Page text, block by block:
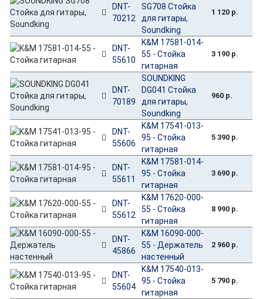
DNT-
70212
SG708 Стойка
для гитары,
Soundking
1 120 р.
DNT-
55610
K&M 17581-014-
55 - Стойка
гитарная
3 190 р.
DNT-
70189
SOUNDKING
DG041 Стойка
для гитары,
Soundking
960 р.
DNT-
55606
K&M 17541-013-
95 - Стойка
гитарная
5 390 р.
DNT-
55611
K&M 17581-014-
95 - Стойка
гитарная
3 690 р.
DNT-
55612
K&M 17620-000-
55 - Стойка
гитарная
8 990 р.
DNT-
45866
K&M 16090-000-
55 - Держатель
настенный
2 960 р.
DNT-
55604
K&M 17540-013-
95 - Стойка
гитарная
5 790 р.